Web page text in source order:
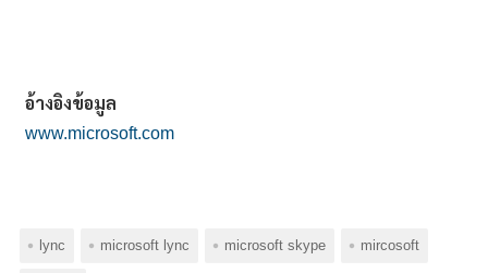
อ้างอิงข้อมูล
www.microsoft.com
lync microsoft lync microsoft skype mircosoft